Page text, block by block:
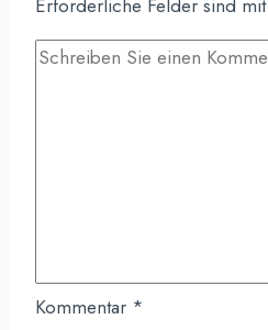
Erforderliche Felder sind mit
Kommentar *